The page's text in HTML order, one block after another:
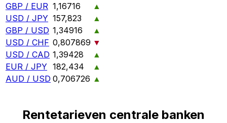
GBP / EUR 1,16716
▲
USD / JPY 157,823
▲
GBP / USD 1,34916
▲
USD / CHF 0,807869 ▼
USD / CAD 1,39428
▲
EUR / JPY 182,434
▲
AUD / USD 0,706726 ▲
Rentetarieven centrale banken